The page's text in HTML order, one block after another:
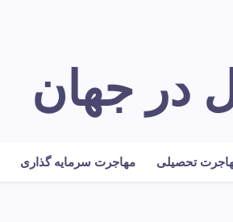
در جهان
تحصیلی مهاجرت سرمایه گذاری